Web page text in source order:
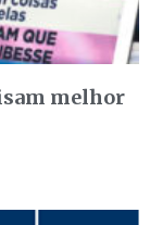
melhor